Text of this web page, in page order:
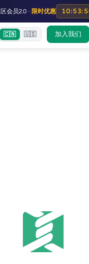
会员2.0 · 限时优惠
首页文章训练营
HOT
出海教程
🇨🇳 🇺🇸 加入我们